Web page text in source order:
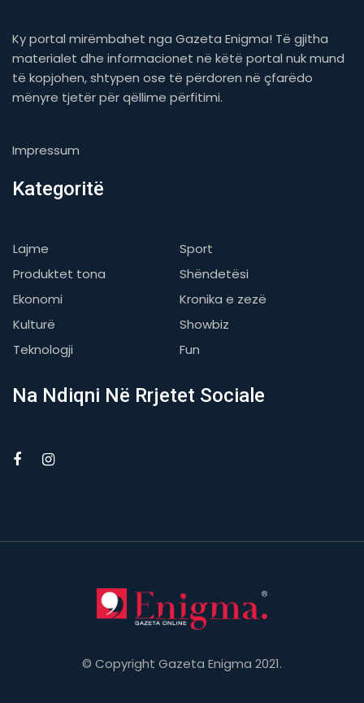
Ky portal mirëmbahet nga Gazeta Enigma! Të gjitha
materialet dhe informacionet në këtë portal nuk mund
të kopjohen, shtypen ose të përdoren në çfarëdo
mënyre tjetër për qëllime përfitimi.
Impressum
Kategoritë
Lajme
Sport
Produktet tona
Shëndetësi
Ekonomi
Kronika e zezë
Kulturë
Showbiz
Teknologji
Fun
Na Ndiqni Në Rrjetet Sociale
© Copyright Gazeta Enigma 2021.